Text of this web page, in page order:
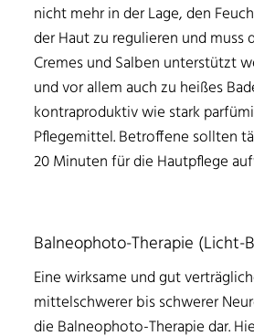
nicht mehr in der Lage, den
der Haut zu regulieren und muss
Cremes und Salben unterstützt
und vor allem auch zu heißes
kontraproduktiv wie stark
Pflegemittel. Betroffene sollten
20 Minuten für die Hautpflege
Balneophoto-Therapie (Licht-
Eine wirksame und gut
mittelschwerer bis schwerer
die Balneophoto-Therapie dar.